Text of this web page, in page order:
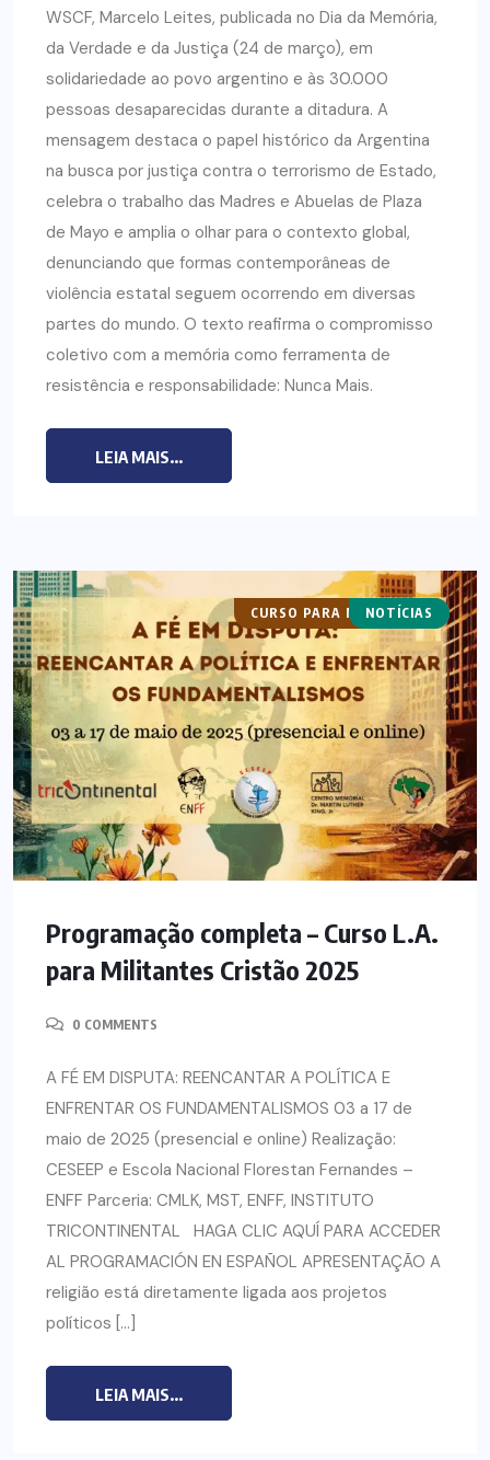
WSCF, Marcelo Leites, publicada no Dia da Memória,
da Verdade e da Justiça (24 de março), em
solidariedade ao povo argentino e às 30.000
pessoas desaparecidas durante a ditadura. A
mensagem destaca o papel histórico da Argentina
na busca por justiça contra o terrorismo de Estado,
celebra o trabalho das Madres e Abuelas de Plaza
de Mayo e amplia o olhar para o contexto global,
denunciando que formas contemporâneas de
violência estatal seguem ocorrendo em diversas
partes do mundo. O texto reafirma o compromisso
coletivo com a memória como ferramenta de
resistência e responsabilidade: Nunca Mais.
LEIA MAIS...
CURSO PARA MILITANTES
CURSOS
NOTÍCIAS
Programação completa – Curso L.A.
para Militantes Cristão 2025
0 COMMENTS
A FÉ EM DISPUTA: REENCANTAR A POLÍTICA E
ENFRENTAR OS FUNDAMENTALISMOS 03 a 17 de
maio de 2025 (presencial e online) Realização:
CESEEP e Escola Nacional Florestan Fernandes –
ENFF Parceria: CMLK, MST, ENFF, INSTITUTO
TRICONTINENTAL HAGA CLIC AQUÍ PARA ACCEDER
AL PROGRAMACIÓN EN ESPAÑOL APRESENTAÇÃO A
religião está diretamente ligada aos projetos
políticos […]
LEIA MAIS...